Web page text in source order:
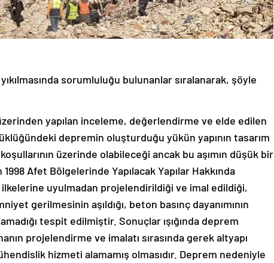
sorumluluğu bulunanlar sıralanarak, şöyle
yapılan inceleme, değerlendirme ve elde edilen
depremin oluşturduğu yükün yapının tasarım
üzerinde olabileceği ancak bu aşımın düşük bir
Afet Bölgelerinde Yapılacak Yapılar Hakkında
uyulmadan projelendirildiği ve imal edildiği,
gerilmesinin aşıldığı, beton basınç dayanımının
tespit edilmiştir. Sonuçlar ışığında deprem
projelendirme ve imalatı sırasında gerek altyapı
hizmeti alamamış olmasıdır. Deprem nedeniyle